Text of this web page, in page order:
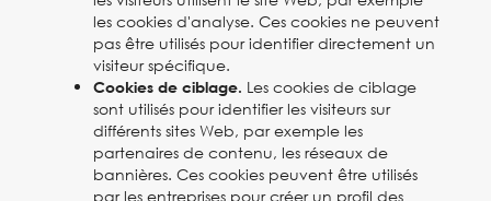
les cookies d'analyse. Ces cookies ne peuvent
pas être utilisés pour identifier directement un
visiteur spécifique.
Cookies de ciblage. Les cookies de ciblage
sont utilisés pour identifier les visiteurs sur
différents sites Web, par exemple les
partenaires de contenu, les réseaux de
bannières. Ces cookies peuvent être utilisés
par les entreprises pour créer un profil des